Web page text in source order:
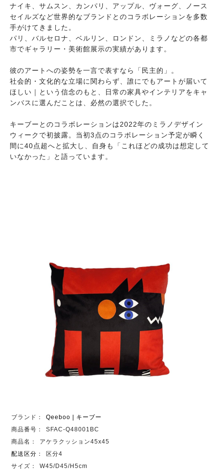
ナイキ、サムスン、カンパリ、アップル、ヴォーグ、ノース
セイルズなど世界的なブランドとのコラボレーションを多数
手がけてきました。
パリ、バルセロナ、ベルリン、ロンドン、ミラノなどの各都
市でギャラリー・美術館展示の実績があります。
彼のアートへの姿勢を一言で表すなら「民主的」。
社会的・文化的な立場に関わらず、誰にでもアートが届いて
ほしい｜という信念のもと、日常の家具やインテリアをキャ
ンバスに選んだことは、必然の選択でした。
キーブーとのコラボレーションは2022年のミラノデザイン
ウィークで初披露。当初3点のコラボレーション予定が瞬く
間に40点超へと拡大し、自身も「これほどの成功は想定して
いなかった」と語っています。
ブランド：
Qeeboo | キーブー
商品番号：
SFAC-Q48001BC
商品名：
アケラクッション45x45
配送区分 ：
区分4
サイズ：
W45/D45/H5cm